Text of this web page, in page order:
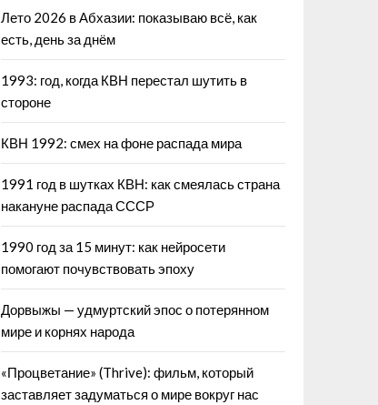
Лето 2026 в Абхазии: показываю всё, как
есть, день за днём
1993: год, когда КВН перестал шутить в
стороне
КВН 1992: смех на фоне распада мира
1991 год в шутках КВН: как смеялась страна
накануне распада СССР
1990 год за 15 минут: как нейросети
помогают почувствовать эпоху
Дорвыжы — удмуртский эпос о потерянном
мире и корнях народа
«Процветание» (Thrive): фильм, который
заставляет задуматься о мире вокруг нас